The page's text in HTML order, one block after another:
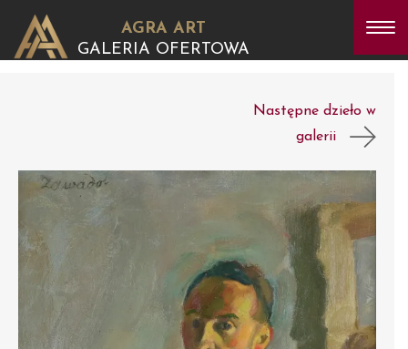
AGRA ART
GALERIA OFERTOWA
Następne dzieło w
galerii